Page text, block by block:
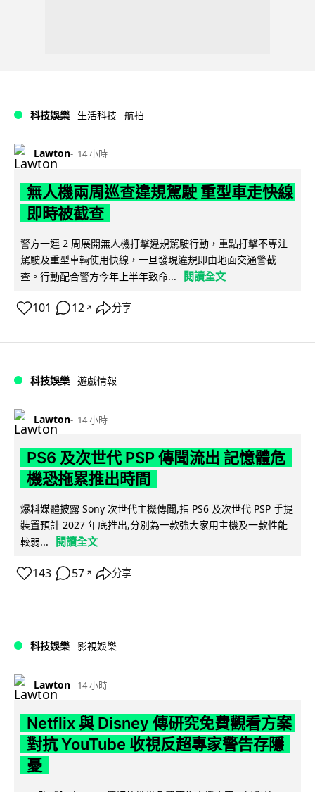
科技娛樂 生活科技 航拍
Lawton 14 小時
無人機兩周巡查違規駕駛 重型車走快線
即時被截查
警方一連 2 周展開無人機打擊違規駕駛行動，重點打擊不專注
駕駛及重型車輛使用快線，一旦發現違規即由地面交通警截
查。行動配合警方今年上半年致命...
閱讀全文
101 12 ↗ 分享
科技娛樂 遊戲情報
Lawton 14 小時
PS6 及次世代 PSP 傳聞流出 記憶體危
機恐拖累推出時間
爆料媒體披露 Sony 次世代主機傳聞,指 PS6 及次世代 PSP 手提
裝置預計 2027 年底推出,分別為一款強大家用主機及一款性能
較弱...
閱讀全文
143 57 ↗ 分享
科技娛樂 影視娛樂
Lawton 14 小時
Netflix 與 Disney 傳研究免費觀看方案
對抗 YouTube 收視反超專家警告存隱
憂